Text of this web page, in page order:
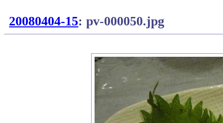
20080404-15: pv-000050.jpg